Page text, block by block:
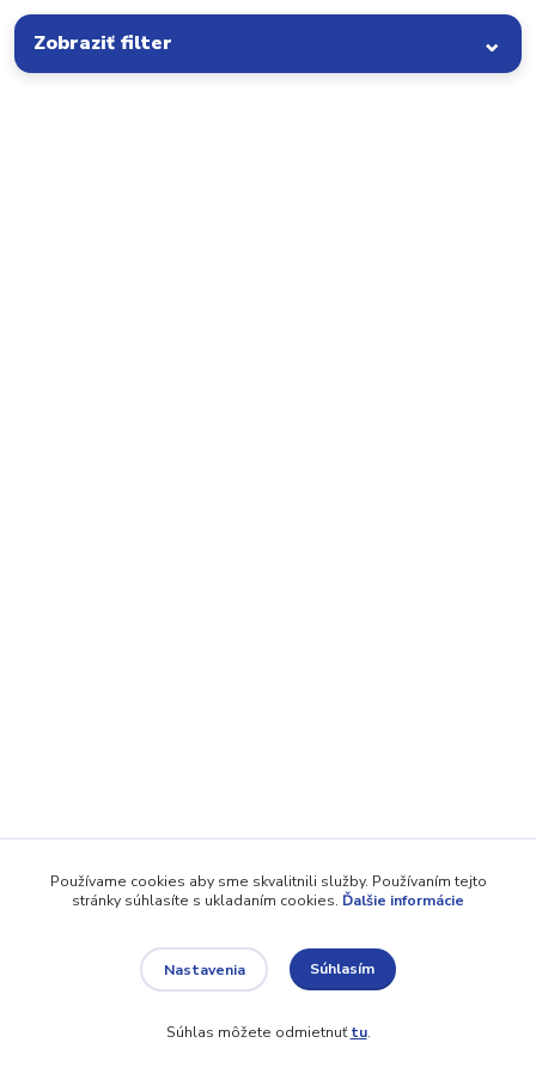
Zobraziť filter
Používame cookies aby sme skvalitnili služby. Používaním tejto
stránky súhlasíte s ukladaním cookies. Ďalšie informácie
Nastavenia Súhlasím
Súhlas môžete odmietnuťtu.